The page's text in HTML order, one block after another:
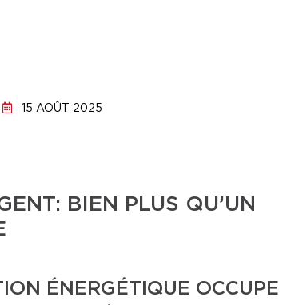
15 AOÛT 2025
BIEN PLUS QU’UN
ÉNERGÉTIQUE OCCUPE